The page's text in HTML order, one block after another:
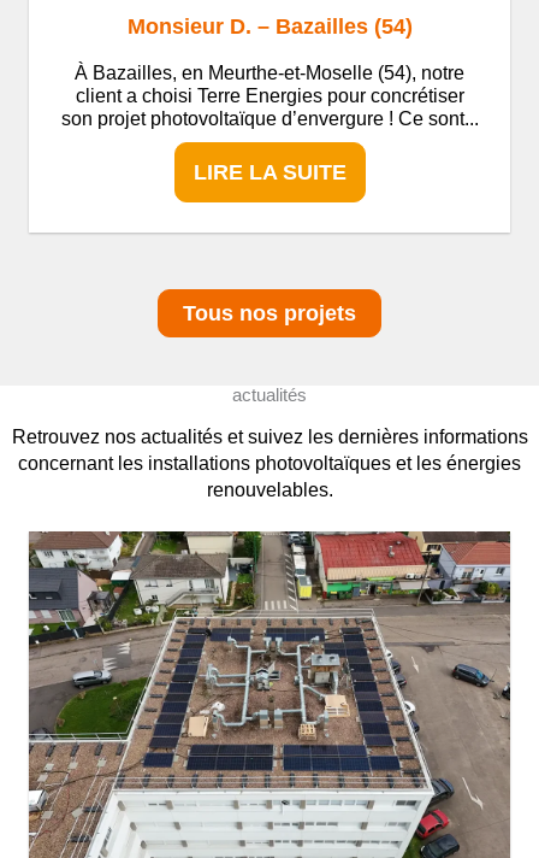
Monsieur D. – Bazailles (54)
À Bazailles, en Meurthe-et-Moselle (54), notre
client a choisi Terre Energies pour concrétiser
son projet photovoltaïque d’envergure ! Ce sont...
LIRE LA SUITE
Tous nos projets
actualités
Retrouvez nos actualités et suivez les dernières informations
concernant les installations photovoltaïques et les énergies
renouvelables.